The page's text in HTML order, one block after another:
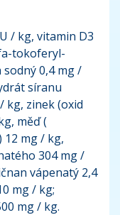
/ kg, vitamin D3
tokoferyl-
sodný 0,4 mg /
síranu
kg, zinek (oxid
měď (
mg / kg,
304 mg /
vápenatý 2,4
mg / kg;
mg / kg.